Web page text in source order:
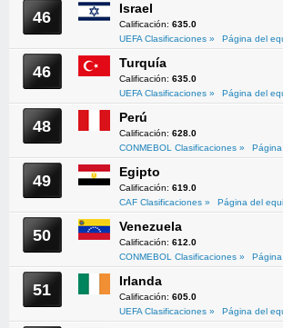
46 Israel
Calificación: 635.0
UEFA Clasificaciones »
Página del
46 Turquía
Calificación: 635.0
UEFA Clasificaciones »
Página del
48 Perú
Calificación: 628.0
CONMEBOL Clasificaciones »
49 Egipto
Calificación: 619.0
CAF Clasificaciones »
Página del
50 Venezuela
Calificación: 612.0
CONMEBOL Clasificaciones »
51 Irlanda
Calificación: 605.0
UEFA Clasificaciones »
Página del